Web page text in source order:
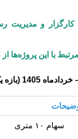
کارگزار و
با این پروژه‌ها
(بازه یک‌ماهه)
سهام ۱۰ متری